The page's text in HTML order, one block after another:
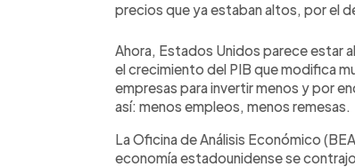
precios que ya estaban altos, por el
Ahora, Estados Unidos parece estar
el crecimiento del PIB que modifica
empresas para invertir menos y por
así: menos empleos, menos remesas.
La Oficina de Análisis Económico
economía estadounidense se